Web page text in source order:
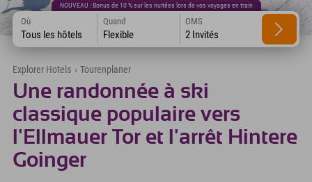
NOUVEAU : Bonus de 10 % sur les nuitées lors de vos voyages en train
Où
Tous les hôtels
Quand
Flexible
OMS
2 Invités
Explorer Hotels › Tourenplaner
Une randonnée à ski
classique populaire vers
l'Ellmauer Tor et l'arrêt Hintere
Goinger